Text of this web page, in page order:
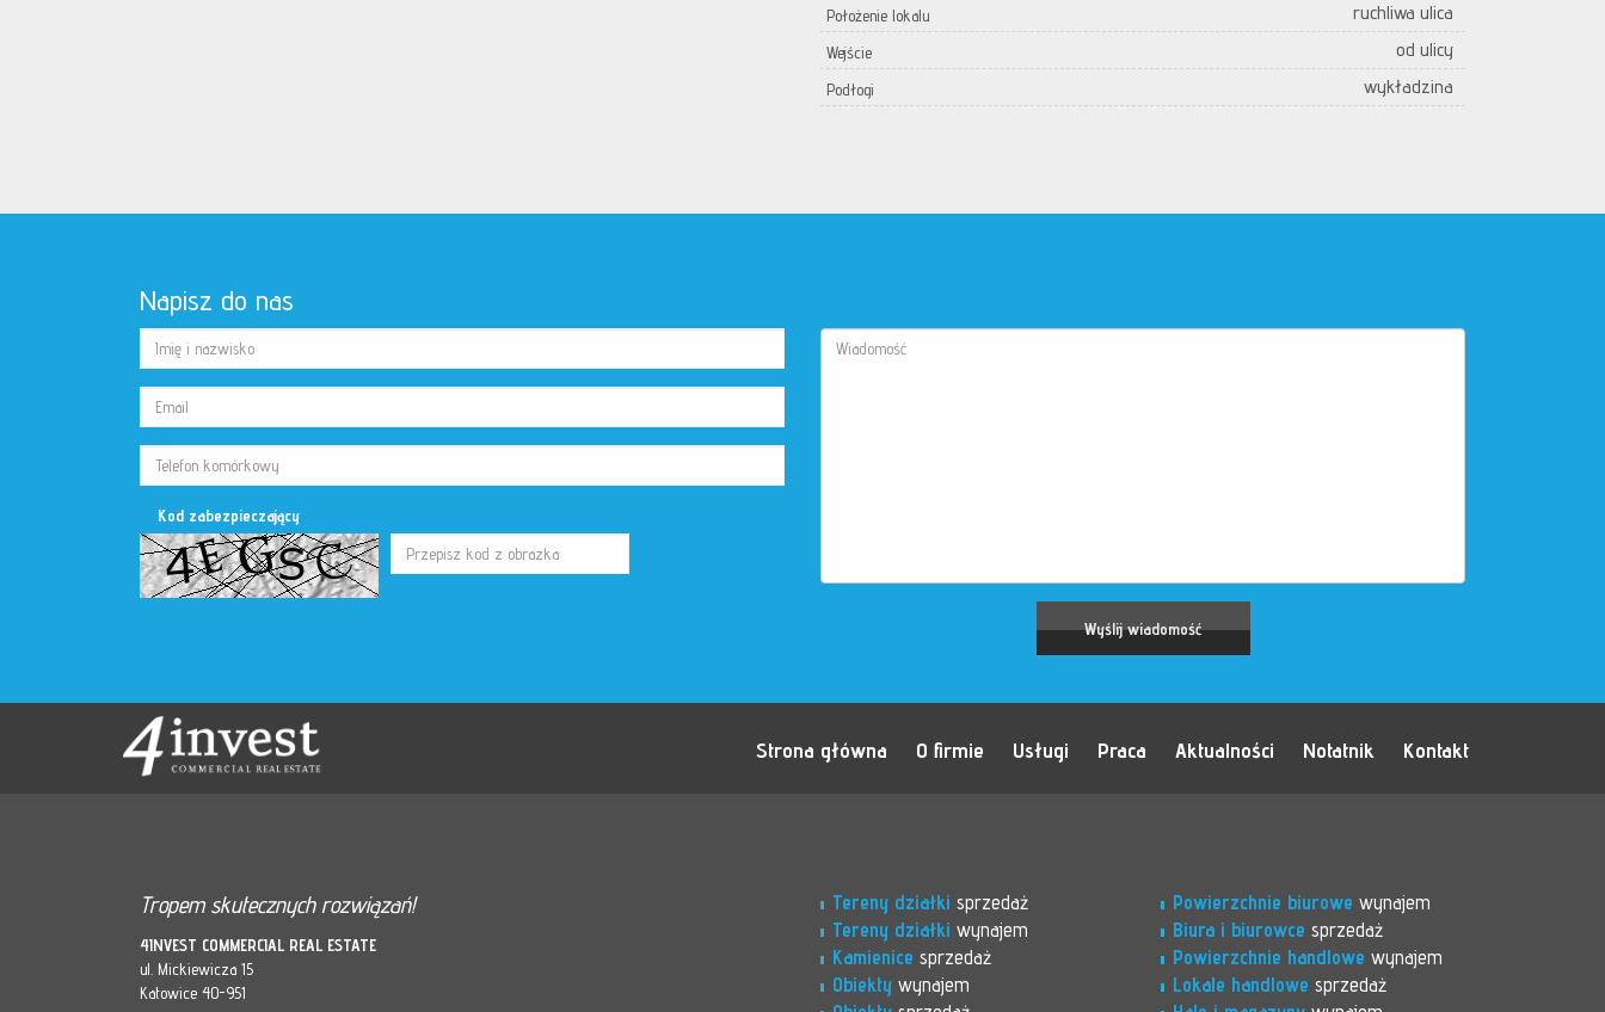
Położenie lokalu ruchliwa ulica
Wejście od ulicy
Podłogi wykładzina
Napisz do nas
Kod zabezpieczający
Strona główna O firmie Usługi Praca Aktualności Notatnik Kontakt
Tropem skutecznych rozwiązań!
4INVEST COMMERCIAL REAL ESTATE
ul. Mickiewicza 15
Katowice 40-951
Tereny działki sprzedaż
Tereny działki wynajem
Kamienice sprzedaż
Obiekty wynajem
Powierzchnie biurowe wynajem
Biura i biurowce sprzedaż
Powierzchnie handlowe wynajem
Lokale handlowe sprzedaż